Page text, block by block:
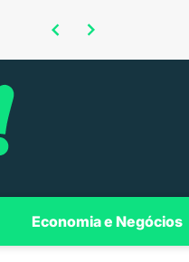
Economia e Negócios